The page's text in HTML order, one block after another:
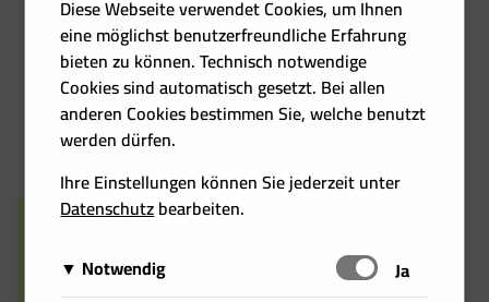
Events Kontakt
Diese Webseite verwendet Cookies, um Ihnen
eine möglichst benutzerfreundliche Erfahrung
bieten zu können. Technisch notwendige
Cookies sind automatisch gesetzt. Bei allen
anderen Cookies bestimmen Sie, welche benutzt
werden dürfen.
Ihre Einstellungen können Sie jederzeit unter
Datenschutzbearbeiten.
Notwendig
Schalten
Ja